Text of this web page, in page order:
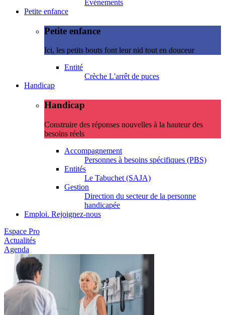
Evénements
Petite enfance
Petite enfance
Ici, les petits bouts font leur nid tout en douceur
Entité
Crèche L'arrêt de puces
Handicap
Handicap
Construire des réponses nouvelles à la hauteur des
besoins réels
Accompagnement
Personnes à besoins spécifiques (PBS)
Entités
Le Tabuchet (SAJA)
Gestion
Direction du secteur de la personne
handicapée
Emploi. Rejoignez-nous
Espace Pro
Actualités
Agenda